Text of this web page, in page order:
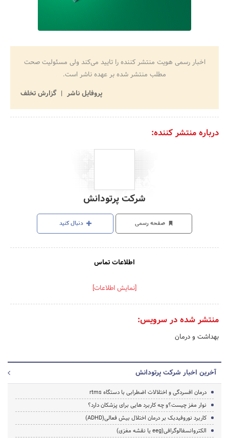
اخبار رسمی هویت منتشر کننده را تایید می‌کند ولی مسئولیت صحت
مطلب منتشر شده بر عهده ناشر است.
پروفایل ناشر
گزارش تخلف
درباره منتشر کننده:
شرکت پرتودانش
صفحه رسمی دنبال کنید
اطلاعات تماس
[نمایش اطلاعات]
منتشر شده در سرویس:
بهداشت و درمان
آخرین اخبار شرکت پرتودانش
درمان افسردگی و اختلالات اضطرابی با دستگاه rtms
نوار مغز چیست؟و چه کاربرد هایی برای پزشکان دارد؟
کاربرد نوروفیدبک بر درمان اختلال بیش فعالی(ADHD)
الکتروانسفالوگرافی(eeg یا نقشه مغزی)